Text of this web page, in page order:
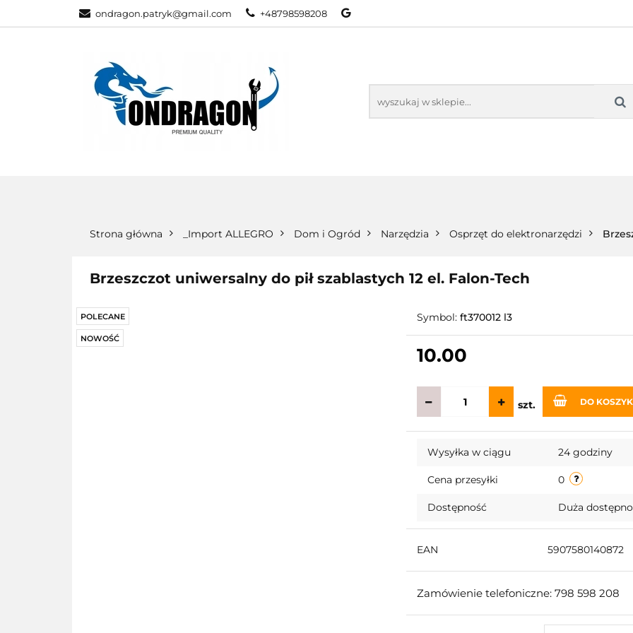
ondragon.patryk@gmail.com +48798598208
KATEGORIE NOWOŚCI
Strona główna _Import ALLEGRO Dom i Ogród Narzędzia Osprzęt do elektronarzędzi
Brzeszczot uniwersalny do pił szablastych 12 el. Falon-Tech
POLECANE
NOWOŚĆ
Symbol: ft370012 l3
10.00
szt. DO
Wysyłka w ciągu 24 godziny
Cena przesyłki 0
Dostępność Duża
EAN 5907580140872
Zamówienie telefoniczne: 798 598 208